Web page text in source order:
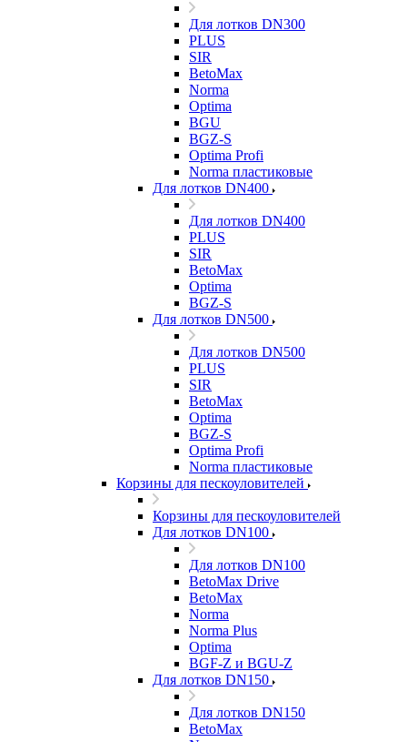
Для лотков DN300
PLUS
SIR
BetoMax
Norma
Optima
BGU
BGZ-S
Optima Profi
Norma пластиковые
Для лотков DN400
Для лотков DN400
PLUS
SIR
BetoMax
Optima
BGZ-S
Для лотков DN500
Для лотков DN500
PLUS
SIR
BetoMax
Optima
BGZ-S
Optima Profi
Norma пластиковые
Корзины для пескоуловителей
Корзины для пескоуловителей
Для лотков DN100
Для лотков DN100
BetoMax Drive
BetoMax
Norma
Norma Plus
Optima
BGF-Z и BGU-Z
Для лотков DN150
Для лотков DN150
BetoMax